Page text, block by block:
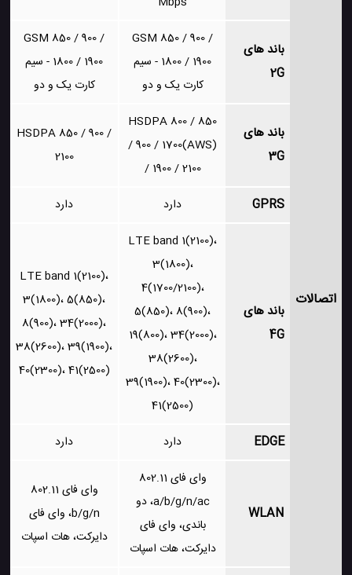
اتصالات
باند های
2G
GSM 850 / 900 /
1800 / 1900 - سیم
کارت یک و دو
GSM 850 / 900 /
1800 / 1900 - سیم
کارت یک و دو
باند های
3G
HSDPA 800 / 850
/ 900 / 1700(AWS)
/ 1900 / 2100
HSDPA 850 / 900 /
2100
GPRS دارد دارد
باند های
4G
LTE band 1(2100)،
3(1800)،
4(1700/2100)،
5(850)، 8(900)،
19(800)، 34(2000)،
38(2600)،
39(1900)، 40(2300)،
41(2500)
LTE band 1(2100)،
3(1800)، 5(850)،
8(900)، 34(2000)،
38(2600)، 39(1900)،
40(2300)، 41(2500)
EDGE دارد دارد
WLAN
وای فای 802.11
a/b/g/n/ac، دو
باندی، وای فای
دایرکت، هات اسپات
وای فای 802.11
b/g/n، وای فای
دایرکت، هات اسپات